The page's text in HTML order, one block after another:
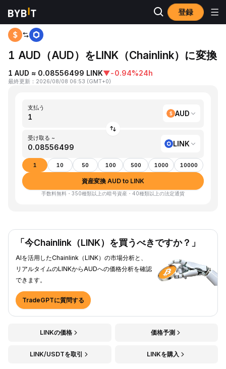
登録
ホーム AUD to LINK
1 AUD（AUD）をLINK（Chainlink）に変換
1 AUD ≈ 0.08556499 LINK▼-0.94%24h
最終更新 ： 2026/08/08 06:53 (GMT+0)
支払う
AUD
受け取る ~
LINK
1 10 50 100 500 1000 10000
資産変換 AUD to LINK
手数料無料・350種類以上の暗号資産・40種類以上の法定通貨
「今Chainlink（LINK）を買うべきですか？」
AIを活用したChainlink（LINK）の市場分析と、
リアルタイムのLINKからAUDへの価格分析を確認
できます。
TradeGPTに質問する
LINKの価格 価格予測
LINK/USDTを取引 LINKを購入